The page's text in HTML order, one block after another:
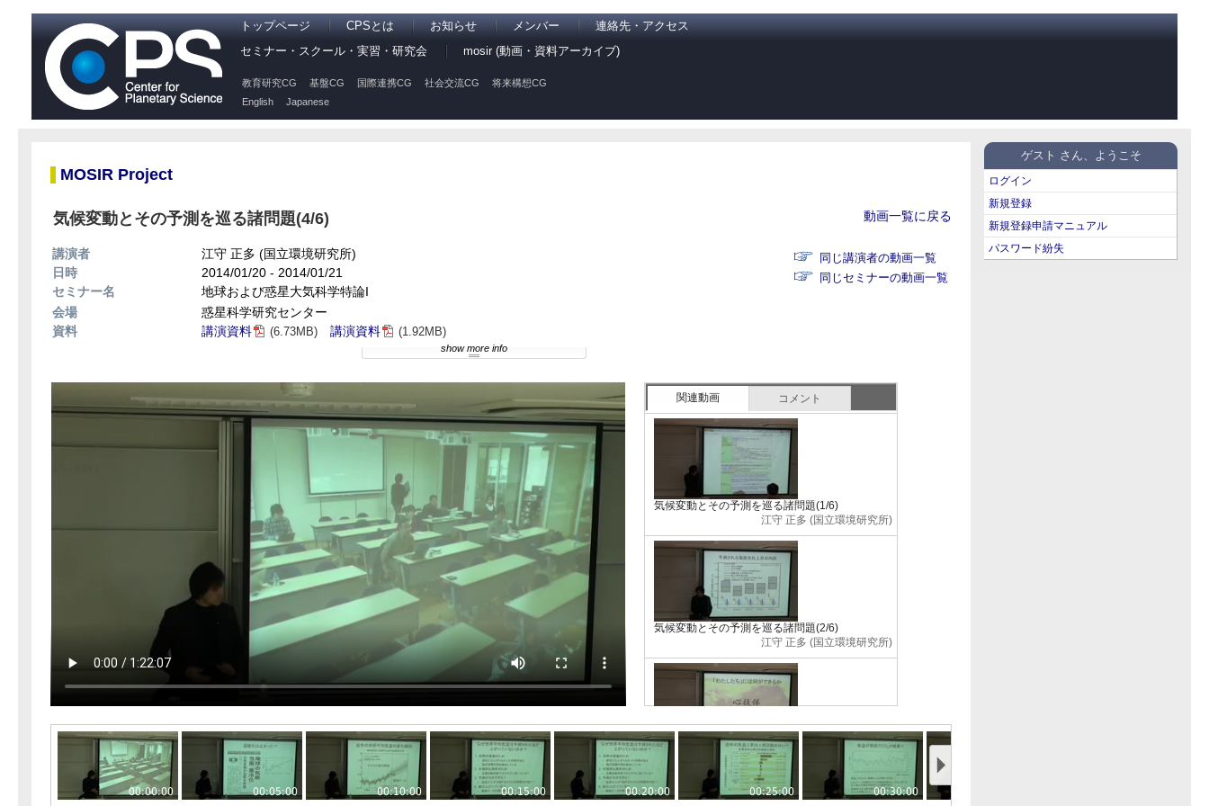
トップページ CPSとは お知らせ メンバー
連絡先・アクセス
セミナー・スクール・実習・研究会
mosir (動画・資料アーカイブ)
教育研究CG 基盤CG 国際連携CG 社会交流CG
将来構想CG
English
Japanese
ゲスト さん、ようこそ
ログイン
新規登録
新規登録申請マニュアル
パスワード紛失
MOSIR Project
動画一覧に戻る
気候変動とその予測を巡る諸問題(4/6)
講演者
江守 正多 (国立環境研究所)
日時
2014/01/20 - 2014/01/21
セミナー名
地球および惑星大気科学特論I
同じ講演者の動画一覧
同じセミナーの動画一覧
会場
惑星科学研究センター
資料
講演資料 (6.73MB) 講演資料 (1.92MB)
show more info
関連動画 コメント
気候変動とその予測を巡る諸問題(1/6)
江守 正多 (国立環境研究所)
気候変動とその予測を巡る諸問題(2/6)
江守 正多 (国立環境研究所)
気候変動とその予測を巡る諸問題(3/6)
江守 正多 (国立環境研究所)
00:00:00 00:05:00 00:10:00 00:15:00 00:20:00 00:25:00 00:30:00